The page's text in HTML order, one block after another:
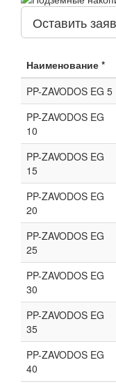
Оставить
Наименование *
PP-ZAVODOS EG 5
PP-ZAVODOS EG
10
PP-ZAVODOS EG
15
PP-ZAVODOS EG
20
PP-ZAVODOS EG
25
PP-ZAVODOS EG
30
PP-ZAVODOS EG
35
PP-ZAVODOS EG
40